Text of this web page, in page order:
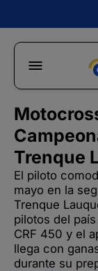
Trenque
El piloto
mayo en la
Trenque
pilotos del
CRF 450 y el
llega con
durante su